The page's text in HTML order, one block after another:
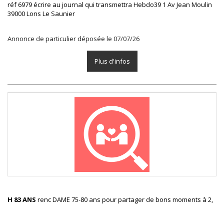
réf 6979 écrire au journal qui transmettra Hebdo39 1 Av Jean Moulin
39000 Lons Le Saunier
Annonce de particulier déposée le 07/07/26
Plus d'infos
H 83 ANS renc DAME 75-80 ans pour partager de bons moments à 2,